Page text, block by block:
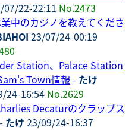
07/22-22:11 No.2473
中のカジノを教えてくださ
23/07/24-00:19
Station、Palace Station
Town情報 - たけ
24-16:54 No.2629
Decaturのクラップス
- たけ 23/09/24-16:37